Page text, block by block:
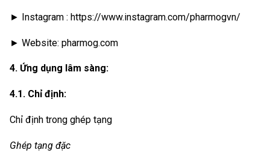
► Instagram : https://www.instagram.com/pharmogvn/
► Website: pharmog.com
4. Ứng dụng lâm sàng:
4.1. Chỉ định:
Chỉ định trong ghép tạng
Ghép tạng đặc